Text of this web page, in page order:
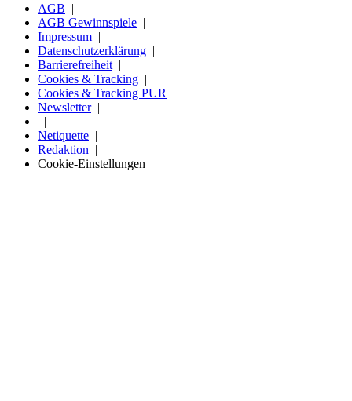
AGB
AGB Gewinnspiele
Impressum
Datenschutzerklärung
Barrierefreiheit
Cookies & Tracking
Cookies & Tracking PUR
Newsletter
Netiquette
Redaktion
Cookie-Einstellungen